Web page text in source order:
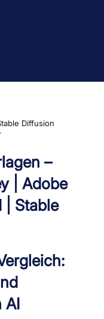
–
| Adobe
| Stable
AI